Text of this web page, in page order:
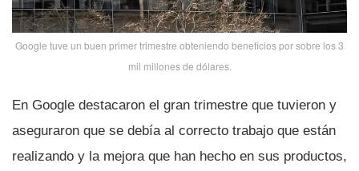
Google tuve un buen primer trimestre obteniendo beneficios por sobre los 3
mil millones de dólares.
En Google destacaron el gran trimestre que tuvieron y
aseguraron que se debí­a al correcto trabajo que están
realizando y la mejora que han hecho en sus productos,